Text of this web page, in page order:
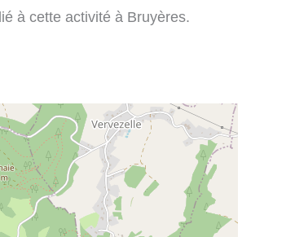
à cette activité à Bruyères.